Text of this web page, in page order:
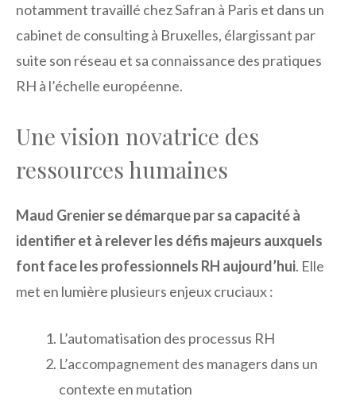
notamment travaillé chez Safran à Paris et dans un
cabinet de consulting à Bruxelles, élargissant par
suite son réseau et sa connaissance des pratiques
RH à l’échelle européenne.
Une vision novatrice des
ressources humaines
Maud Grenier se démarque par sa capacité à
identifier et à relever les défis majeurs auxquels
font face les professionnels RH aujourd’hui. Elle
met en lumière plusieurs enjeux cruciaux :
L’automatisation des processus RH
L’accompagnement des managers dans un
contexte en mutation